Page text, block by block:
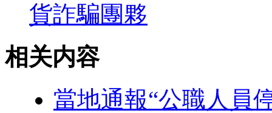
貨詐騙團夥
相关内容
當地通報“公職人員